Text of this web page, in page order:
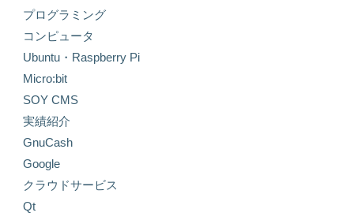
プログラミング
コンピュータ
Ubuntu・Raspberry Pi
Micro:bit
SOY CMS
実績紹介
GnuCash
Google
クラウドサービス
Qt